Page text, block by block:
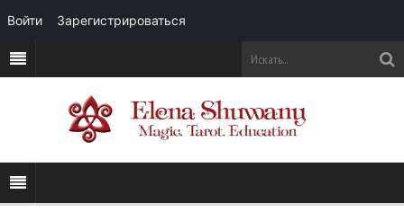
Войти Зарегистрироваться